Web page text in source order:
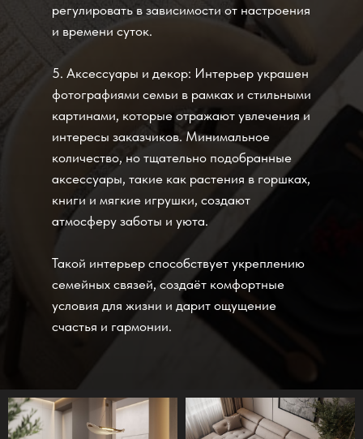
регулировать в зависимости от настроения
и времени суток.
5. Аксессуары и декор: Интерьер украшен
фотографиями семьи в рамках и стильными
картинами, которые отражают увлечения и
интересы заказчиков. Минимальное
количество, но тщательно подобранные
аксессуары, такие как растения в горшках,
книги и мягкие игрушки, создают
атмосферу заботы и уюта.
Такой интерьер способствует укреплению
семейных связей, создаёт комфортные
условия для жизни и дарит ощущение
счастья и гармонии.